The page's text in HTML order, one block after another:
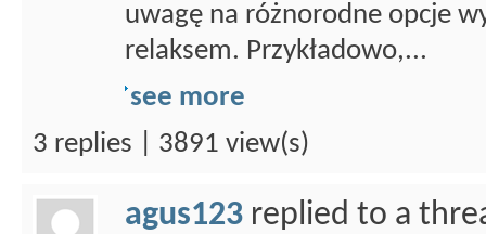
uwagę na różnorodne opcje
relaksem. Przykładowo,...
see more
3 replies | 3891 view(s)
agus123 replied to a